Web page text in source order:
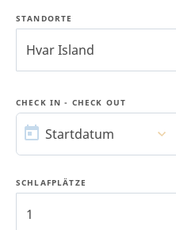
STANDORTE
Hvar Island
CHECK IN - CHECK OUT
STARTDATUM
Startdatum
SCHLAFPLÄTZE
1